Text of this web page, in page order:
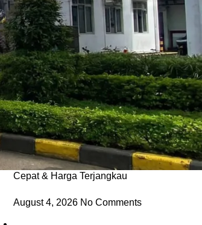
Recent Posts
Jasa Sedot WC Kecamatan Cilincing,
Cepat & Harga Terjangkau
August 4, 2026 No Comments
Jasa Sedot WC Kecamatan Kelapa Gading,
Cepat & Harga Terjangkau
August 4, 2026 No Comments